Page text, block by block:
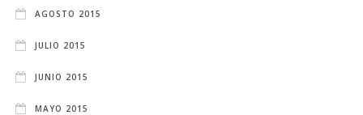
AGOSTO 2015
JULIO 2015
JUNIO 2015
MAYO 2015